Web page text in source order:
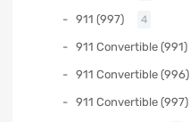
911 (997) 4
911 Convertible (991)
911 Convertible (996)
911 Convertible (997)